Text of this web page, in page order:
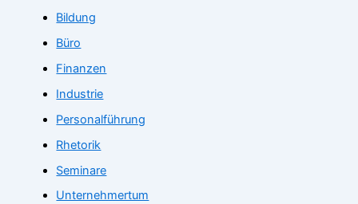
Bildung
Büro
Finanzen
Industrie
Personalführung
Rhetorik
Seminare
Unternehmertum